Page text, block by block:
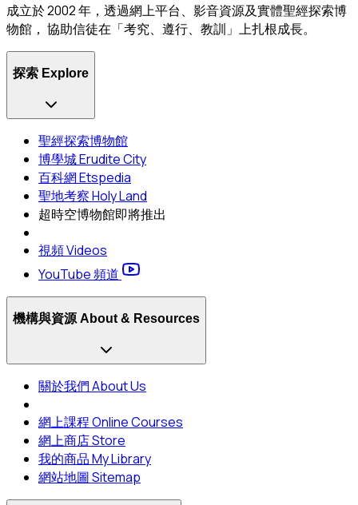
成立於 2002 年，透過網上平台、影音資源及實體聖經探索博
物館， 協助信徒在「考究、遵行、教訓」上扎根成長。
探索 Explore
聖經探索博物館
博學城 Erudite City
百科網 Etspedia
聖地考察 Holy Land
超時空博物館即將推出
視頻 Videos
YouTube 頻道
機構與資源 About & Resources
關於我們 About Us
網上課程 Online Courses
網上商店 Store
我的商品 My Library
網站地圖 Sitemap